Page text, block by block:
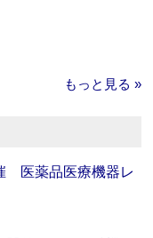
もっと見る »
医薬品医療機器レ